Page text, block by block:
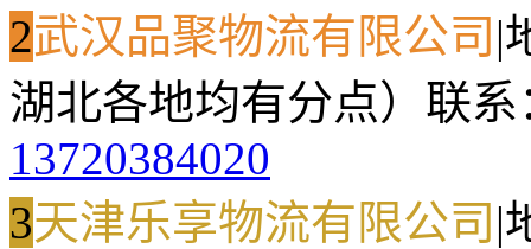
2武汉品聚物流有限公司 |
湖北各地均有分点） 联系
13720384020
3天津乐享物流有限公司 |